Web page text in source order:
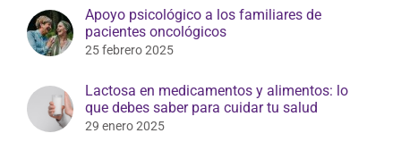
Apoyo psicológico a los familiares de
pacientes oncológicos
25 febrero 2025
Lactosa en medicamentos y alimentos: lo
que debes saber para cuidar tu salud
29 enero 2025